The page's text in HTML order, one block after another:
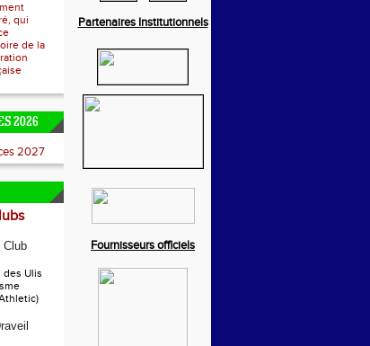
qui
de la
2026
2027
des Ulis
Partenaires Institutionnels
Fournisseurs officiels